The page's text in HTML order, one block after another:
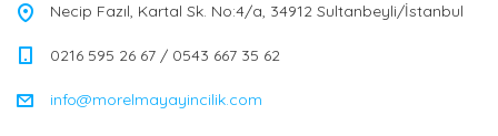
Necip Fazıl, Kartal Sk. No:4/a, 34912 Sultanbeyli/İstanbul
0216 595 26 67 / 0543 667 35 62
info@morelmayayincilik.com